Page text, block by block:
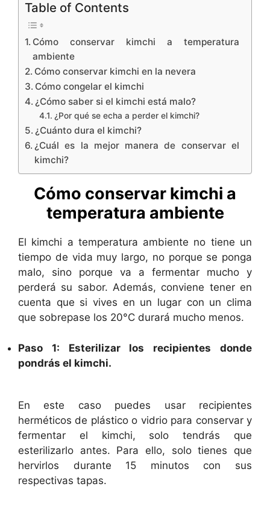
V
i
d
e
Table of Contents
Cómo conservar kimchi a temperatura
ambiente
Cómo conservar kimchi en la nevera
Cómo congelar el kimchi
¿Cómo saber si el kimchi está malo?
¿Por qué se echa a perder el kimchi?
¿Cuánto dura el kimchi?
¿Cuál es la mejor manera de conservar el
kimchi?
Cómo conservar kimchi a
temperatura ambiente
El kimchi a temperatura ambiente no tiene un
tiempo de vida muy largo, no porque se ponga
malo, sino porque va a fermentar mucho y
perderá su sabor. Además, conviene tener en
cuenta que si vives en un lugar con un clima
que sobrepase los 20°C durará mucho menos.
Paso 1: Esterilizar los recipientes donde
pondrás el kimchi.
En este caso puedes usar recipientes
herméticos de plástico o vidrio para conservar y
fermentar el kimchi, solo tendrás que
esterilizarlo antes. Para ello, solo tienes que
hervirlos durante 15 minutos con sus
respectivas tapas.